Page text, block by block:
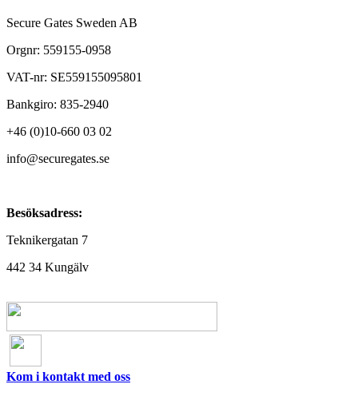
Secure Gates Sweden AB
Orgnr: 559155-0958
VAT-nr: SE559155095801
Bankgiro: 835-2940
+46 (0)10-660 03 02
info@securegates.se
Besöksadress:
Teknikergatan 7
442 34 Kungälv
Kom i kontakt med oss